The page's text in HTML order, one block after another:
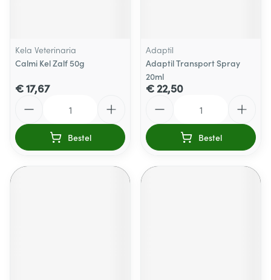
Kela Veterinaria
Calmi Kel Zalf 50g
€ 17,67
Bestel
Adaptil
Adaptil Transport Spray
20ml
€ 22,50
Bestel